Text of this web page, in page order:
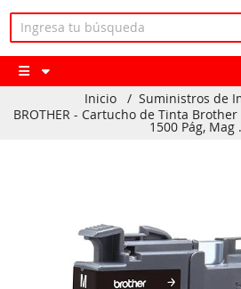
Inicio / Suministros de
BROTHER - Cartucho de Tinta
1500 Pág, Mag